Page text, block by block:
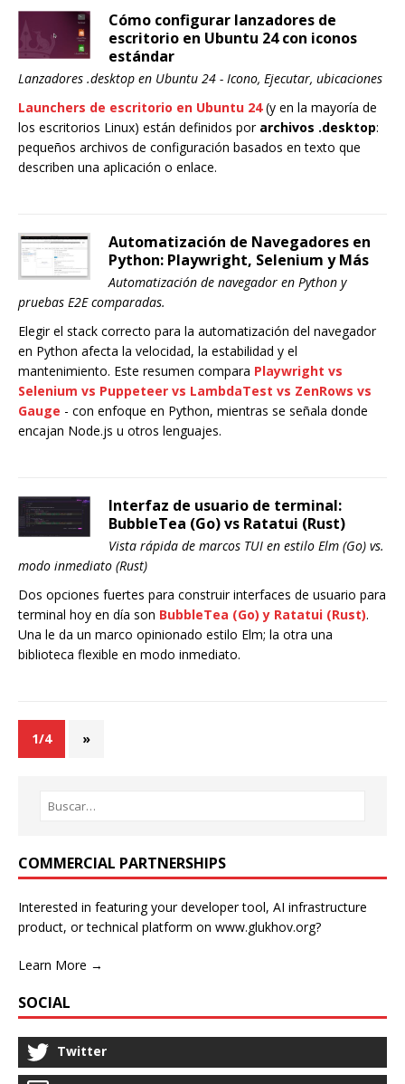
Cómo configurar lanzadores de
escritorio en Ubuntu 24 con iconos
estándar
Lanzadores .desktop en Ubuntu 24 - Icono, Ejecutar, ubicaciones
Launchers de escritorio en Ubuntu 24(y en la mayoría de
los escritorios Linux) están definidos por archivos .desktop:
pequeños archivos de configuración basados en texto que
describen una aplicación o enlace.
Automatización de Navegadores en
Python: Playwright, Selenium y Más
Automatización de navegador en Python y
pruebas E2E comparadas.
Elegir el stack correcto para la automatización del navegador
en Python afecta la velocidad, la estabilidad y el
mantenimiento. Este resumen compara Playwright vs
Selenium vs Puppeteer vs LambdaTest vs ZenRows vs
Gauge - con enfoque en Python, mientras se señala donde
encajan Node.js u otros lenguajes.
Interfaz de usuario de terminal:
BubbleTea (Go) vs Ratatui (Rust)
Vista rápida de marcos TUI en estilo Elm (Go) vs.
modo inmediato (Rust)
Dos opciones fuertes para construir interfaces de usuario para
terminal hoy en día son BubbleTea (Go) y Ratatui (Rust).
Una le da un marco opinionado estilo Elm; la otra una
biblioteca flexible en modo inmediato.
1/4 »
COMMERCIAL PARTNERSHIPS
Interested in featuring your developer tool, AI infrastructure
product, or technical platform on www.glukhov.org?
Learn More →
SOCIAL
Twitter